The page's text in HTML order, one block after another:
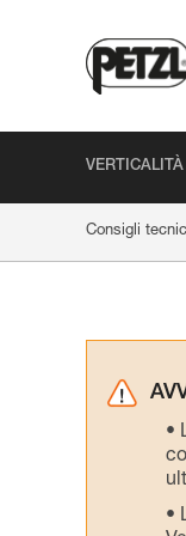
VERTICALITÀ
Consigli